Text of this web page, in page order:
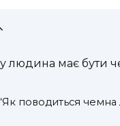
людина має бути
поводиться чемна